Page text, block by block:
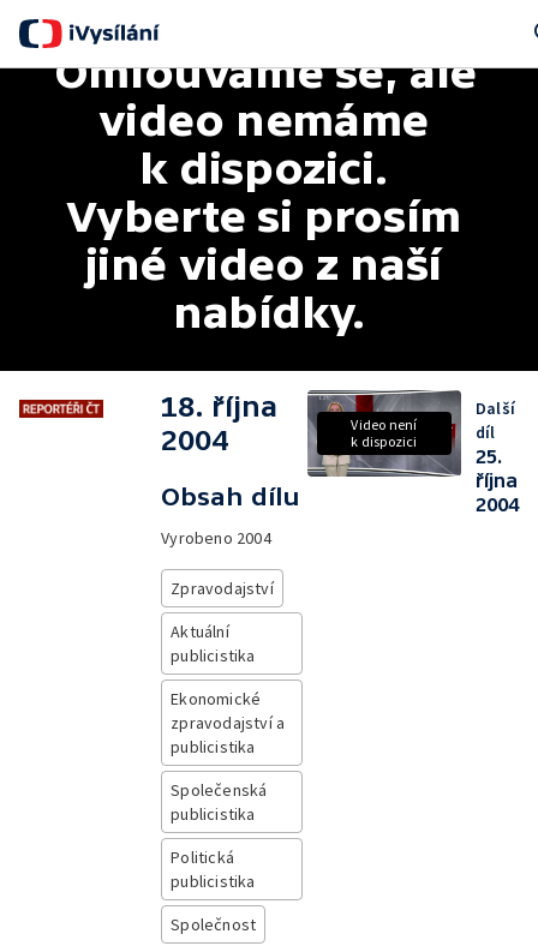
Omlouváme se, ale
video nemáme
k dispozici.
Vyberte si prosím
jiné video z naší
nabídky.
18. října
2004
Obsah dílu
Vyrobeno 2004
Zpravodajství
Aktuální
publicistika
Ekonomické
zpravodajství a
publicistika
Společenská
publicistika
Politická
publicistika
Společnost
Video není
k dispozici
Další
díl
25.
října
2004